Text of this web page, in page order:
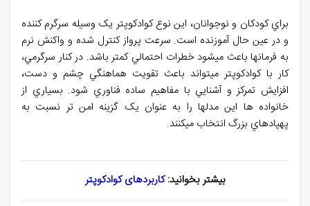
براي کودکان و نوجوانان، اين نوع کوادکوپتر يک وسيله سرگرم کننده
و در عين حال آموزنده است. سرعت پرواز کنترل شده و واکنش نرم
به فرمانها باعث ميشود خطرات احتمالي کمتر باشد. در کنار سرگرمي،
کار با کوادکوپتر ميتواند باعث تقويت هماهنگي چشم و دست،
افزايش تمرکز و آشنايي با مفاهيم ساده فناوري شود. بسياري از
خانواده ها اين مدلها را به عنوان يک گزينه امن تر نسبت به
پهپادهاي بزرگ انتخاب ميکنند.
بیشتر بخوانید:کاربردهای کوادکوپتر